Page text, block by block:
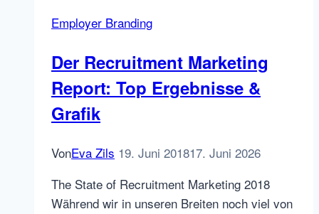
Practices
Unternehmen
Employer Branding
Der Recruitment Marketing
Report: Top Ergebnisse &
Grafik
VonEva Zils 19. Juni 201817. Juni 2026
The State of Recruitment Marketing 2018
Während wir in unseren Breiten noch viel von